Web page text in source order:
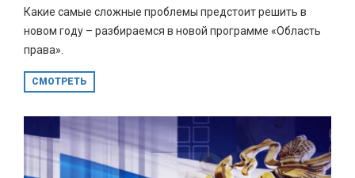
Какие самые сложные проблемы предстоит решить в
новом году – разбираемся в новой программе «Область
права».
СМОТРЕТЬ